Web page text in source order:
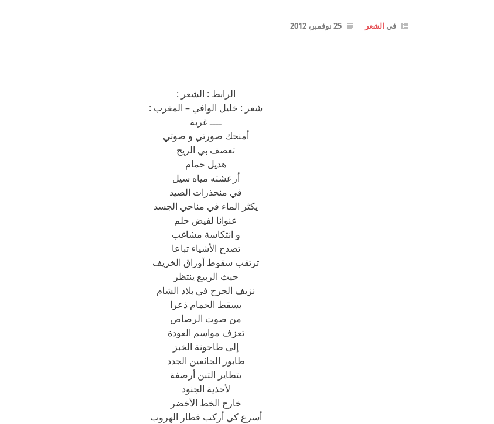
في الشعر 25 نوفمبر، 2012
الرابط : الشعر :
شعر : خليل الوافي – المغرب :
ــــ غربة
أمنحك صورتي و صوتي
تعصف بي الريح
هديل حمام
أرعشته مياه سيل
في منحذرات الصيد
يكثر الماء في مناحي الجسد
عنوانا لفيض حلم
و انتكاسة مشاغب
تصدح الأشياء تباعا
ترتقب سقوط أوراق الخريف
حيث الربيع ينتظر
نزيف الجرح في بلاد الشام
يسقط الحمام ذعرا
من صوت الرصاص
تعزف مواسم العودة
إلى طاحونة الخبز
طابور الجائعين الجدد
يتطاير التبن أرصفة
لأحذية الجنود
خارج الخط الأخضر
أسرع كي أركب قطار الهروب